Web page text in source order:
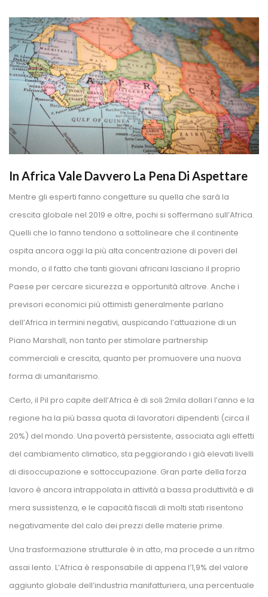
In Africa Vale Davvero La Pena Di Aspettare
Mentre gli esperti fanno congetture su quella che sarà la
crescita globale nel 2019 e oltre, pochi si soffermano sull’Africa.
Quelli che lo fanno tendono a sottolineare che il continente
ospita ancora oggi la più alta concentrazione di poveri del
mondo, o il fatto che tanti giovani africani lasciano il proprio
Paese per cercare sicurezza e opportunità altrove. Anche i
previsori economici più ottimisti generalmente parlano
dell’Africa in termini negativi, auspicando l’attuazione di un
Piano Marshall, non tanto per stimolare partnership
commerciali e crescita, quanto per promuovere una nuova
forma di umanitarismo.
Certo, il Pil pro capite dell’Africa è di soli 2mila dollari l’anno e la
regione ha la più bassa quota di lavoratori dipendenti (circa il
20%) del mondo. Una povertà persistente, associata agli effetti
del cambiamento climatico, sta peggiorando i già elevati livelli
di disoccupazione e sottoccupazione. Gran parte della forza
lavoro è ancora intrappolata in attività a bassa produttività e di
mera sussistenza, e le capacità fiscali di molti stati risentono
negativamente del calo dei prezzi delle materie prime.
Una trasformazione strutturale è in atto, ma procede a un ritmo
assai lento. L’Africa è responsabile di appena l’1,9% del valore
aggiunto globale dell’industria manifatturiera, una percentuale